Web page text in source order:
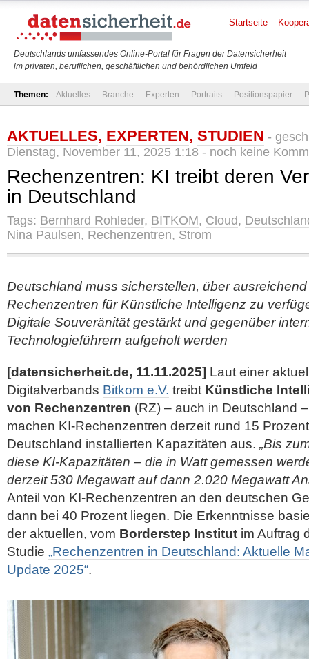
Deutschlands umfassendes Online-Portal für Fragen der Datensicherheit
im privaten, beruflichen, geschäftlichen und behördlichen Umfeld
Startseite
Themen: Aktuelles Branche Experten Portraits Positionspapier
AKTUELLES, EXPERTEN, STUDIEN -
Dienstag, November 11, 2025 1:18 - noch keine
Rechenzentren: KI treibt deren
in Deutschland
Tags: Bernhard Rohleder, BITKOM, Cloud,
Nina Paulsen, Rechenzentren, Strom
Deutschland muss sicherstellen, über
Rechenzentren für Künstliche Intelligenz zu
Digitale Souveränität gestärkt und gegenüber
Technologieführern aufgeholt werden
[datensicherheit.de, 11.11.2025] Laut einer
Digitalverbands Bitkom e.V. treibt Künstliche
von Rechenzentren (RZ) – auch in Deutschland
machen KI-Rechenzentren derzeit rund 15
Deutschland installierten Kapazitäten aus. „Bis
diese KI-Kapazitäten – die in Watt gemessen
derzeit 530 Megawatt auf dann 2.020 Megawatt
Anteil von KI-Rechenzentren an den deutschen
dann bei 40 Prozent liegen. Die Erkenntnisse
der aktuellen, vom Borderstep Institut im Auftrag
Studie „Rechenzentren in Deutschland: Aktuelle
Update 2025“.